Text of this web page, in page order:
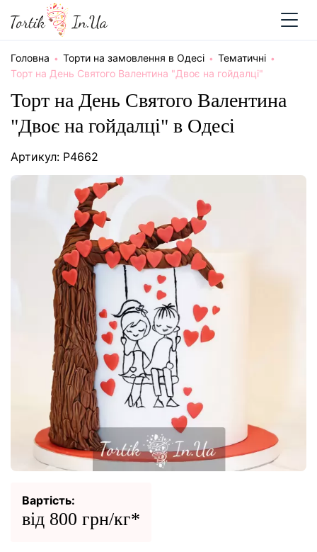
Головна Торти на замовлення в Одесі
Тематичні
Торт на День Святого Валентина "Двоє на гойдалці"
Торт на День Святого Валентина
"Двоє на гойдалці" в Одесі
Артикул: P4662
Вартість:
від 800 грн/кг*